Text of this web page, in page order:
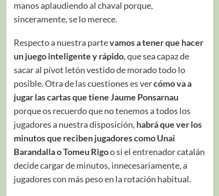
manos aplaudiendo al chaval porque,
sinceramente, se lo merece.
Respecto a nuestra partevamos a tener que hacer
un juego inteligente y rápido, que sea capaz de
sacar al pívot letón vestido de morado todo lo
posible. Otra de las cuestiones es vercómo va a
jugar las cartas que tiene Jaume Ponsarnau
porque os recuerdo que no tenemos a todos los
jugadores a nuestra disposición, habrá que ver los
minutos que reciben jugadores como Unai
Barandalla o Tomeu Rigoo si el entrenador catalán
decide cargar de minutos, innecesariamente, a
jugadores con más peso en la rotación habitual.